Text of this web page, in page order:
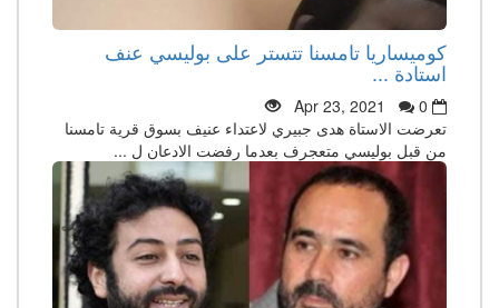
كوميساريا تامسنا تتستر على بوليسي عنف
استادة ...
Apr 23, 2021
0
تعرضت الاستاة هدى جبيري لاعتداء عنيف بسوق قرية تامسنا
من قبل بوليسي متعجرف بعدما رفضت الادعان ل ...